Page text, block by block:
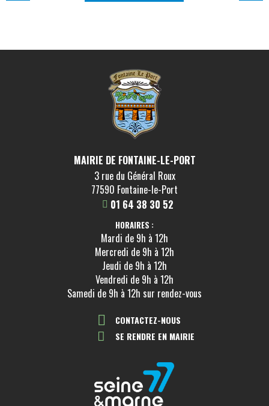
MAIRIE DE FONTAINE-LE-PORT
3 rue du Général Roux
77590 Fontaine-le-Port
01 64 38 30 52
HORAIRES :
Mardi de 9h à 12h
Mercredi de 9h à 12h
Jeudi de 9h à 12h
Vendredi de 9h à 12h
Samedi de 9h à 12h sur rendez-vous
CONTACTEZ-NOUS
SE RENDRE EN MAIRIE